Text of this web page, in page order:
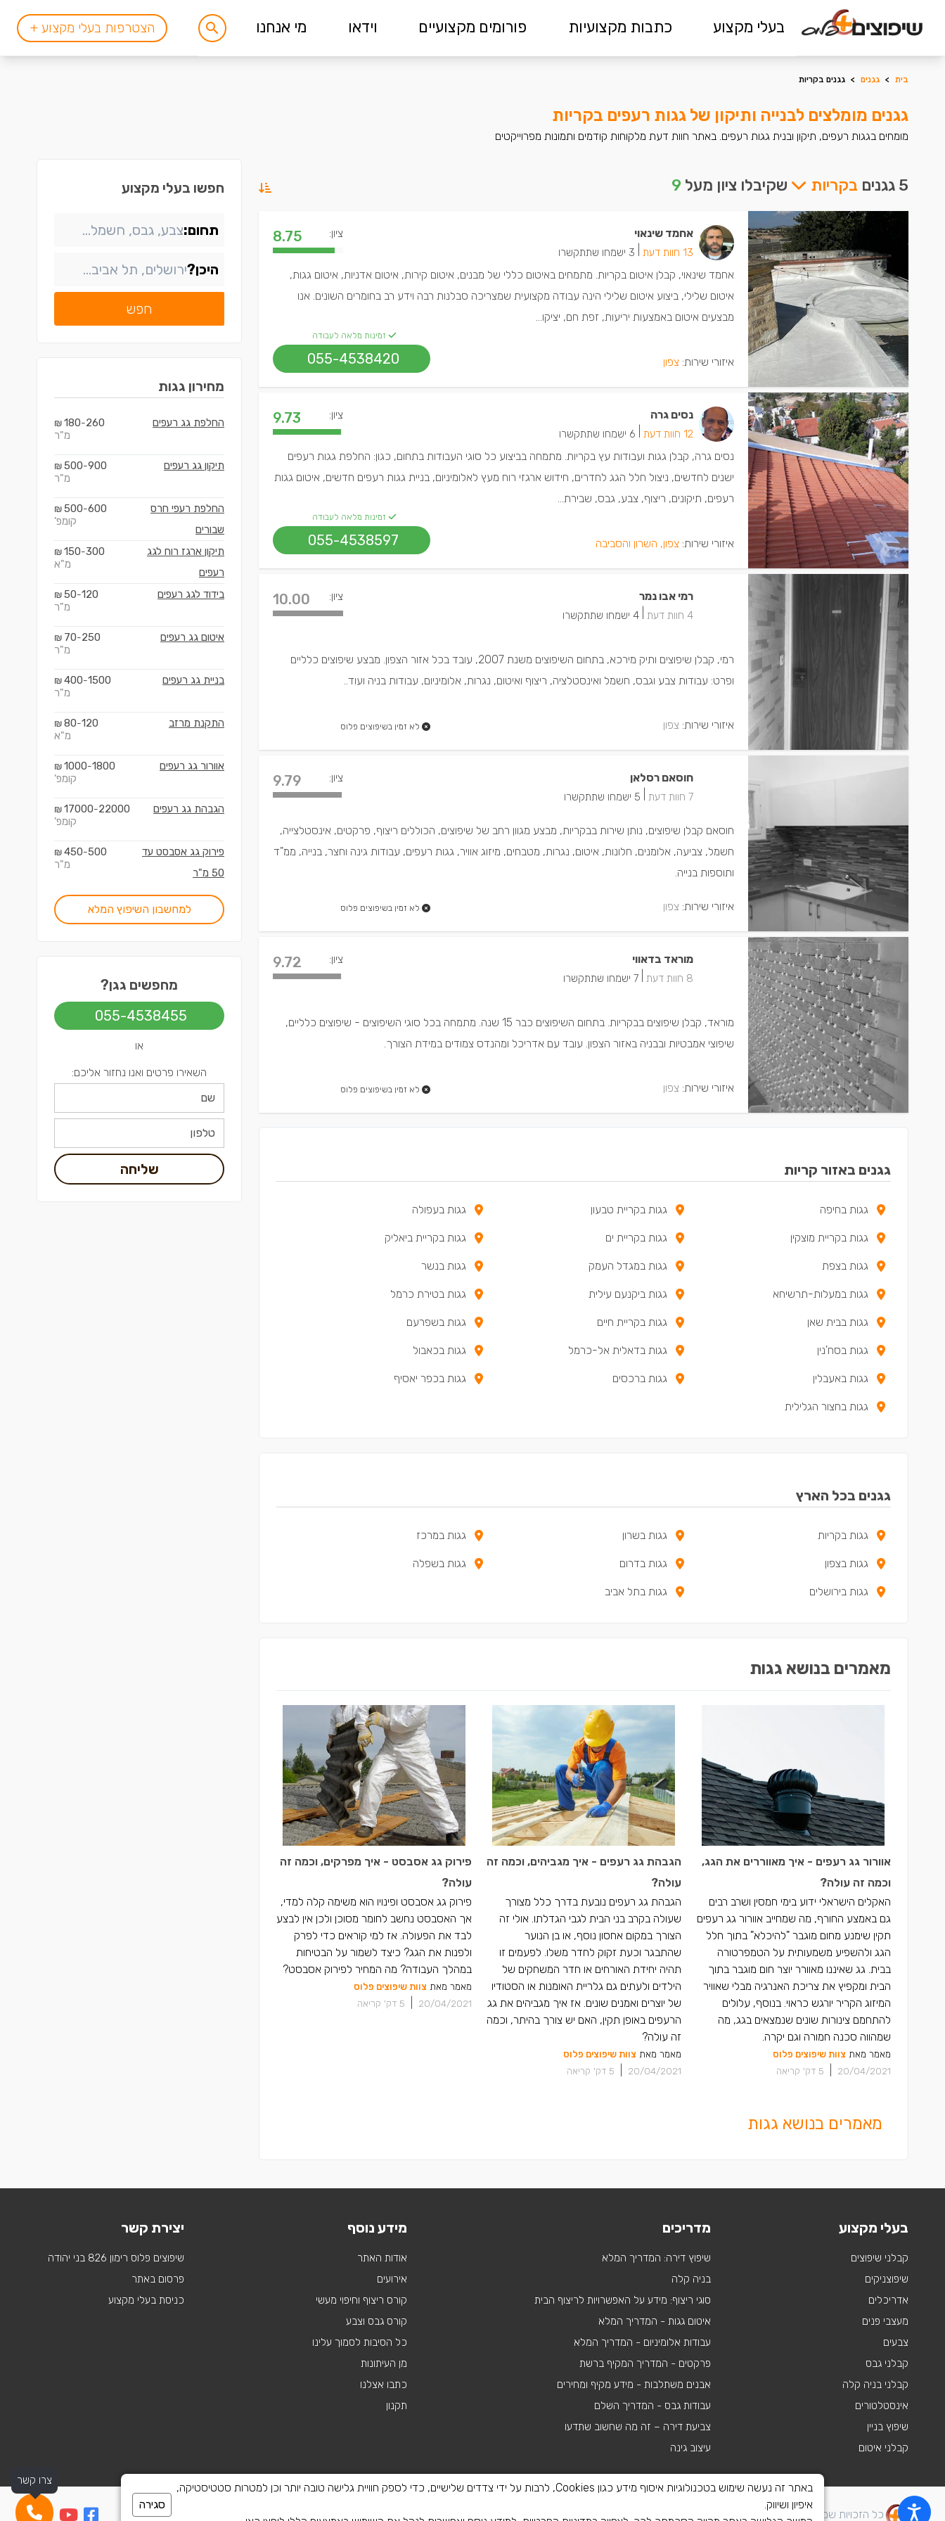
בעלי מקצוע כתבות מקצועיות פורומים מקצועיים וידאו מי אנחנו הצטרפות בעלי מקצוע +
בית > גגנים > גגנים בקריות
גגנים מומלצים לבנייה ותיקון של גגות רעפים בקריות
מומחים בגגות רעפים, תיקון ובנית גגות רעפים. באתר חוות דעת מלקוחות קודמים ותמונות מפרוייקטים
5 גגנים בקריות שקיבלו ציון מעל 9
אחמד שינאוי
13 חוות דעת 3 ישמחו שתתקשרו
ציון: 8.75
אחמד שינאוי, קבלן איטום בקריות. מתמחים באיטום כללי של מבנים, איטום קירות, איטום אדניות, איטום גגות,
איטום שלילי, ביצוע איטום שלילי הינה עבודה מקצועית שמצריכה סבלנות רבה וידע רב בחומרים השונים. אנו
מבצעים איטום באמצעות יריעות, זפת חם, יציקו...
איזורי שירות: צפון
זמינות מלאה לעבודה
055-4538420
נסים גרה
12 חוות דעת 6 ישמחו שתתקשרו
ציון: 9.73
נסים גרה, קבלן גגות ועבודות עץ בקריות. מתמחה בביצוע כל סוגי העבודות בתחום, כגון: החלפת גגות רעפים
ישנים לחדשים, ניצול חלל הגג לחדרים, חידוש ארגזי רוח מעץ לאלומיניום, בניית גגות רעפים חדשים, איטום גגות
רעפים, תיקונים, ריצוף, צבע, גבס, שבירת...
איזורי שירות: צפון, השרון והסביבה
זמינות מלאה לעבודה
055-4538597
רמי אבו נמר
4 חוות דעת 4 ישמחו שתתקשרו
ציון: 10.00
רמי, קבלן שיפוצים ותיק מירכא, בתחום השיפוצים משנת 2007, עובד בכל אזור הצפון. מבצע שיפוצים כלליים
ופרט: עבודות צבע וגבס, חשמל ואינסטלציה, ריצוף ואיטום, נגרות, אלומיניום, עבודות בניה ועוד..
איזורי שירות: צפון לא זמין בשיפוצים פלוס
חוסאם רסלאן
7 חוות דעת 5 ישמחו שתתקשרו
ציון: 9.79
חוסאם קבלן שיפוצים, נותן שירות בבקריות, מבצע מגוון רחב של שיפוצים, הכוללים ריצוף, פרקטים, אינסטלצייה,
חשמל, צביעה, אלומנים, חלונות, איטום, נגרות, מטבחים, מיזוג אוויר, גגות רעפים, עבודות גינה וחצר, בנייה, ממ"ד
ותוספות בנייה.
איזורי שירות: צפון לא זמין בשיפוצים פלוס
מוראד בדאווי
8 חוות דעת 7 ישמחו שתתקשרו
ציון: 9.72
מוראד, קבלן שיפוצים בבקריות. בתחום השיפוצים כבר 15 שנה. מתמחה בכל סוגי השיפוצים - שיפוצים כלליים,
שיפוצי אמבטיות ובבניה באזור הצפון. עובד עם אדריכל ומהנדס צמודים במידת הצורך.
איזורי שירות: צפון לא זמין בשיפוצים פלוס
גגנים באזור קריות
גגות בחיפה גגות בקריית טבעון גגות בעפולה
גגות בקריית מוצקין גגות בקריית ים גגות בקריית ביאליק
גגות בצפת גגות במגדל העמק גגות בנשר
גגות במעלות-תרשיחא גגות ביקנעם עילית גגות בטירת כרמל
גגות בבית שאן גגות בקריית חיים גגות בשפרעם
גגות בסח'נין גגות בדאלית אל-כרמל גגות בכאבול
גגות באעבלין גגות ברכסים גגות בכפר יאסיף
גגות בחצור הגלילית
גגנים בכל הארץ
גגות בקריות גגות בשרון גגות במרכז
גגות בצפון גגות בדרום גגות בשפלה
גגות בירושלים גגות בתל אביב
מאמרים בנושא גגות
אוורור גג רעפים - איך מאווררים את הגג,
וכמה זה עולה?
האקלים הישראלי ידוע בימי חמסין ושרב רבים
גם באמצע החורף, מה שמחייב אוורור גג רעפים
תקין שימנע מחום מוגבר "להיכלא" בתוך חלל
הגג ולהשפיע משמעותית על הטמפרטורה
בבית. גג שאיננו מאוורר יוצר חום מוגבר בתוך
הבית ומקפיץ את צריכת האנרגיה מבלי שאוויר
המיזוג הקריר יורגש כראוי. בנוסף, עלולים
להתחמם צינורות שונים שנמצאים בגג, מה
שמהווה סכנה חמורה וגם יקרה.
מאמר מאת צוות שיפוצים פלוס
20/04/2021
5 דק' קריאה
הגבהת גג רעפים - איך מגביהים, וכמה זה
עולה?
הגבהת גג רעפים נובעת בדרך כלל מצורך
שעולה בקרב בני הבית לגבי הגדלתו. אולי זה
הצורך במקום אחסון נוסף, או בן הנוער
שהתבגר וכעת זקוק לחדר משלו. לפעמים זו
תהיה יחידת האורחים או חדר המשחקים של
הילדים ולעתים גם גלריית האומנות או הסטודיו
של יוצרים ואמנים שונים. אז איך מגביהים את גג
הרעפים באופן תקין, האם יש צורך בהיתר, וכמה
זה עולה?
מאמר מאת צוות שיפוצים פלוס
20/04/2021
5 דק' קריאה
פירוק גג אסבסט - איך מפרקים, וכמה זה
עולה?
פירוק גג אסבסט ופינויו הוא משימה קלה למדי,
אך האסבסט נחשב לחומר מסוכן ולכן אין לבצע
לבד את הפעולה. אז למי קוראים כדי לפרק
ולפנות את הגג? כיצד לשמור על הבטיחות
במהלך העבודה? מה המחיר לפירוק אסבסט?
מאמר מאת צוות שיפוצים פלוס
20/04/2021
5 דק' קריאה
מאמרים בנושא גגות
חפשו בעלי מקצוע
תחום:
היכן?
חפש
מחירון גגות
החלפת גג רעפים 180-260
₪
מ"ר
תיקון גג רעפים 500-900
₪
מ"ר
החלפת רעפי חרס
שבורים
500-600
₪
קומפ'
תיקון ארגז רוח לגג
רעפים
150-300
₪
מ"א
בידוד לגג רעפים 50-120
₪
מ"ר
איטום גג רעפים 70-250
₪
מ"ר
בניית גג רעפים 400-1500
₪
מ"ר
התקנת מרזב 80-120
₪
מ"א
אוורור גג רעפים 1000-1800
₪
קומפ'
הגבהת גג רעפים 17000-22000
₪
קומפ'
פירוק גג אסבסט עד
50 מ"ר
450-500
₪
מ"ר
למחשבון השיפוץ המלא
מחפשים גגן?
055-4538455
או
השאירו פרטים ואנו נחזור אליכם:
שליחה
בעלי מקצוע
קבלני שיפוצים
שיפוצניקים
אדריכלים
מעצבי פנים
צבעים
קבלני גבס
קבלני בניה קלה
אינסטלטורים
שיפוץ בניין
קבלני איטום
מדריכים
שיפוץ דירה: המדריך המלא
בניה קלה
סוגי ריצוף: מידע על האפשרויות לריצוף הבית
איטום גגות - המדריך המלא
עבודות אלומיניום - המדריך המלא
פרקטים - המדריך המקיף ברשת
אבנים משתלבות - מידע מקיף ומחירים
עבודות גבס - המדריך השלם
צביעת דירה – זה מה שחשוב שתדעו
עיצוב גינה
מידע נוסף
אודות האתר
אירועים
קורס ריצוף וחיפוי מעשי
קורס גבס וצבע
כל הסיבות לסמוך עלינו
מן העיתונות
כתבו אצלנו
תקנון
יצירת קשר
שיפוצים פלוס רימון 826 בני יהודה
פרסום באתר
כניסת בעלי מקצוע
כל הזכויות שמורות לשיפוצים פלוס 2010-2026
צרו קשר
באתר זה נעשה שימוש בטכנולוגיות איסוף מידע כגון Cookies, לרבות על ידי צדדים שלישיים, כדי לספק חוויית גלישה טובה יותר וכן למטרות סטטיסטיקה,
איפיון ושיווק.
סגירה